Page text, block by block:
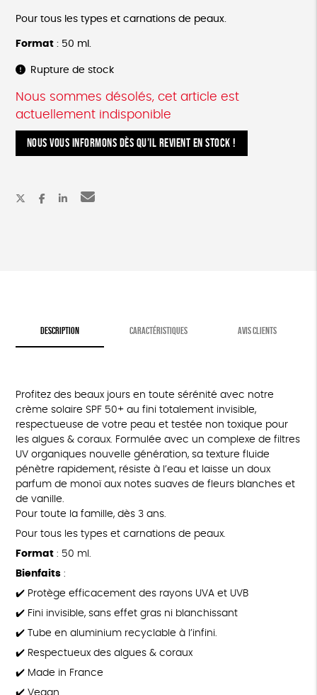
Pour tous les types et carnations de peaux.
Format: 50 ml.
Rupture de stock
Nous sommes désolés, cet article est
actuellement indisponible
NOUS VOUS INFORMONS DÈS QU’IL REVIENT EN STOCK !
DESCRIPTION CARACTÉRISTIQUES AVIS CLIENTS
Profitez des beaux jours en toute sérénité avec notre
crème solaire SPF 50+ au fini totalement invisible,
respectueuse de votre peau et testée non toxique pour
les algues & coraux. Formulée avec un complexe de filtres
UV organiques nouvelle génération, sa texture fluide
pénètre rapidement, résiste à l’eau et laisse un doux
parfum de monoï aux notes suaves de fleurs blanches et
de vanille.
Pour toute la famille, dès 3 ans.
Pour tous les types et carnations de peaux.
Format: 50 ml.
Bienfaits:
✔️ Protège efficacement des rayons UVA et UVB
✔️ Fini invisible, sans effet gras ni blanchissant
✔️ Tube en aluminium recyclable à l’infini.
✔️ Respectueux des algues & coraux
✔️ Made in France